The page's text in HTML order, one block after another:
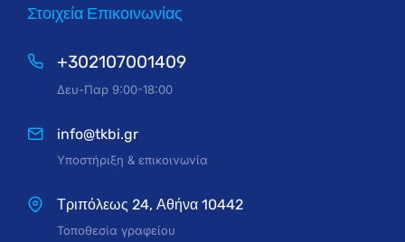
Στοιχεία Επικοινωνίας
+302107001409
Δευ-Παρ 9:00-18:00
info@tkbi.gr
Υποστήριξη & επικοινωνία
Τριπόλεως 24, Αθήνα 10442
Τοποθεσία γραφείου